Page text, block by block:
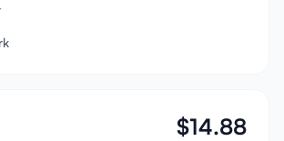
$14.88